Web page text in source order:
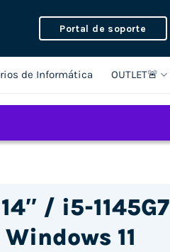
Portal de soporte
de Informática OUTLET🚨
/ i5-1145G7
11